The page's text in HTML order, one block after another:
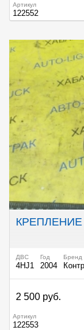
Артикул
122552
КРЕПЛЕНИЕ
ДВС
4HJ1
Год
2004
Бренд
2 500 руб.
Артикул
122553